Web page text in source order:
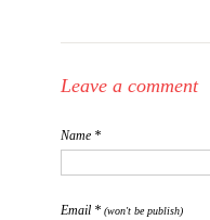
Leave a comment
Name *
Email * (won't be publish)